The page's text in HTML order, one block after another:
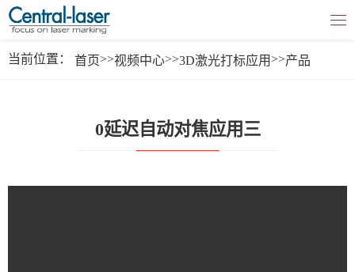
当前位置： 首页>>视频中心>>3D激光打标应用>>产品
0延迟自动对焦应用三